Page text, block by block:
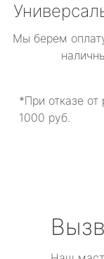
Мы берем
*При отказе от
1000 руб.